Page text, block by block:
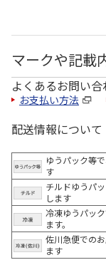
マークや記載
よくあるお問い合
お支払い方法
配送情報について
ゆうパック等
す
チルドゆうパ
します
冷凍ゆうパッ
ます。
佐川急便での
ます